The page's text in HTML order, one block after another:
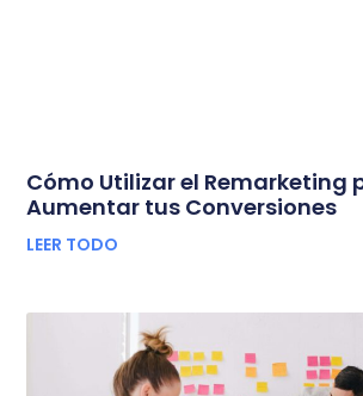
Cómo Utilizar el Remarketing
Aumentar tus Conversiones
LEER TODO